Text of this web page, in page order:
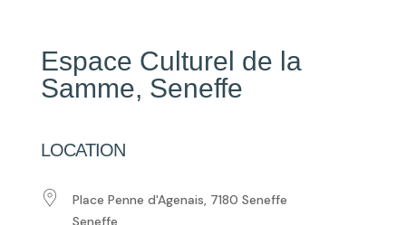
Espace Culturel de la
Samme, Seneffe
LOCATION
Place Penne d'Agenais, 7180 Seneffe
Seneffe